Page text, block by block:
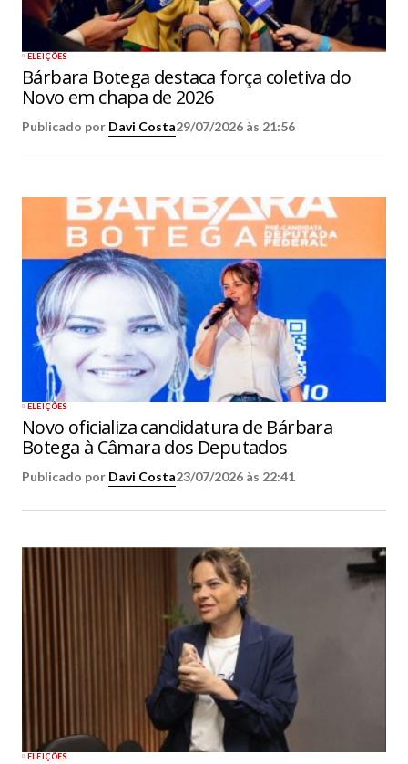
ELEIÇÕES
Bárbara Botega destaca força coletiva do
Novo em chapa de 2026
Publicado por Davi Costa29/07/2026 às 21:56
ELEIÇÕES
Novo oficializa candidatura de Bárbara
Botega à Câmara dos Deputados
Publicado por Davi Costa23/07/2026 às 22:41
ELEIÇÕES